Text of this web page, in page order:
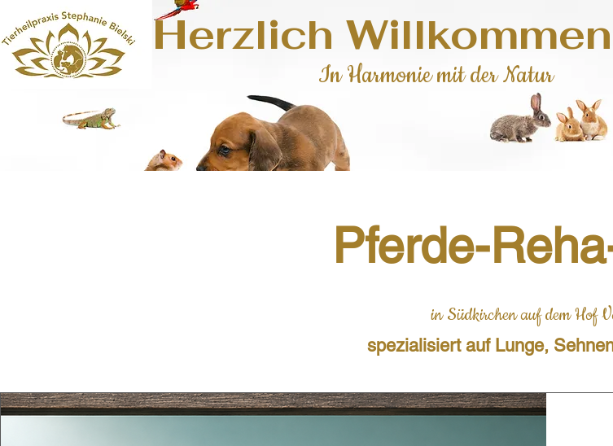
Tierphysiotherapie und BiVET-Therapie - Bioidentische
In Harmonie mit der Natur
Herzlich Willkommen
Pferde-
in Südkirchen auf dem Hof
spezialisiert auf Lunge,